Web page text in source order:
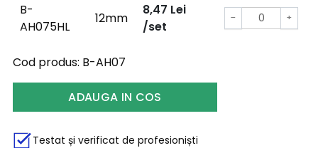
B-
AH075HL
12mm
8,47 Lei
/set
− +
Cod produs: B-AH07
ADAUGA IN COS
Testat și verificat de profesioniști